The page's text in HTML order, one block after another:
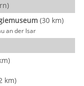
(30 km)
an der Isar
km)